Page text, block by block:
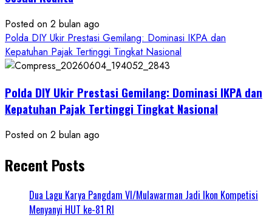
Posted on 2 bulan ago
Polda DIY Ukir Prestasi Gemilang: Dominasi IKPA dan
Kepatuhan Pajak Tertinggi Tingkat Nasional
Polda DIY Ukir Prestasi Gemilang: Dominasi IKPA dan
Kepatuhan Pajak Tertinggi Tingkat Nasional
Posted on 2 bulan ago
Recent Posts
Dua Lagu Karya Pangdam VI/Mulawarman Jadi Ikon Kompetisi
Menyanyi HUT ke-81 RI